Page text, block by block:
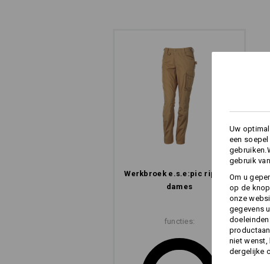
Comfort, niet zichtbaar maar direct
Werkbroek e.s.​e:pic ripstop,
dames
functies:
Uw
een
gebruik
Om u
op de
onze
gegevens
niet wenst,
dergelijke